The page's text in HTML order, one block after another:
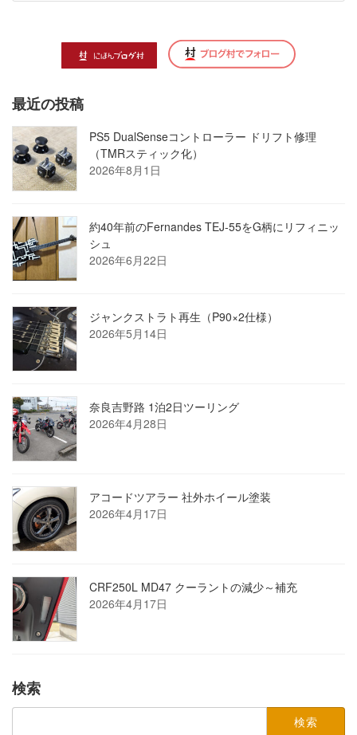
最近の投稿
PS5 DualSenseコントローラー ドリフト修理
（TMRスティック化）
2026年8月1日
約40年前のFernandes TEJ-55をG柄にリフィニッ
シュ
2026年6月22日
ジャンクストラト再生（P90×2仕様）
2026年5月14日
奈良吉野路 1泊2日ツーリング
2026年4月28日
アコードツアラー 社外ホイール塗装
2026年4月17日
CRF250L MD47 クーラントの減少～補充
2026年4月17日
検索
検